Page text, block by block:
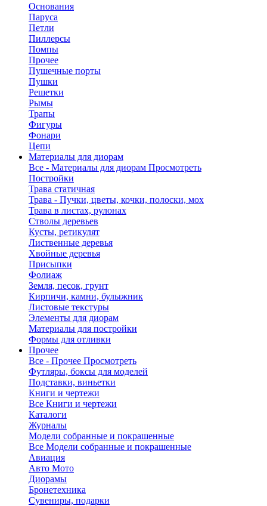
Основания
Паруса
Петли
Пиллерсы
Помпы
Прочее
Пушечные порты
Пушки
Решетки
Рымы
Трапы
Фигуры
Фонари
Цепи
Материалы для диорам
Все - Материалы для диорам Просмотреть
Постройки
Трава статичная
Трава - Пучки, цветы, кочки, полоски, мох
Трава в листах, рулонах
Стволы деревьев
Кусты, ретикулят
Лиственные деревья
Хвойные деревья
Присыпки
Фолиаж
Земля, песок, грунт
Кирпичи, камни, булыжник
Листовые текстуры
Элементы для диорам
Материалы для постройки
Формы для отливки
Прочее
Все - Прочее Просмотреть
Футляры, боксы для моделей
Подставки, виньетки
Книги и чертежи
Все Книги и чертежи
Каталоги
Журналы
Модели собранные и покрашенные
Все Модели собранные и покрашенные
Авиация
Авто Мото
Диорамы
Бронетехника
Сувениры, подарки